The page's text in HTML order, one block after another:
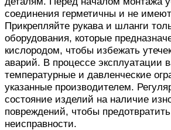
соединения герметичны и не
Прикрепляйте рукава и шланги
оборудования, которые
кислородом, чтобы избежать
аварий. В процессе эксплуатации
температурные и давленческие
указанные производителем.
состояние изделий на наличие
повреждений, чтобы
неисправности.